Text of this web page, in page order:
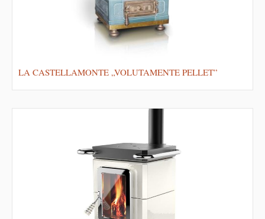
LA CASTELLAMONTE „VOLUTAMENTE PELLET”